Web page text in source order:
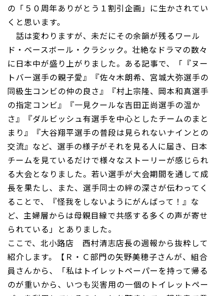
の「５０周年ありがとう１割引企画」に生かされてい
くと思います。
話は変わりますが、未だにその余韻が残るワール
ド・ベースボール・クラシック。壮絶なドラマの数々
に日本中が盛り上がりました。ある記事で、「『ヌー
トバー選手の親子愛』『佐々木朗希、宮城大弥選手の
同級生コンビの仲の良さ』『村上宗隆、岡本和真選手
の指定コンビ』『一見クールな吉田正尚選手の温か
さ』『ダルビッシュ有選手を中心としたチームのまと
まり』『大谷翔平選手の普段は見られないナインとの
交流』など、選手の様子がそれを見る人に届き、日本
チームを見ているだけで様々なストーリーが感じられ
る大会となりました。若い選手が大会期間を通して成
長を果たし、また、選手同士の絆の深さが伝わってく
ることで、『怪我をしないようにがんばって！』な
ど、主婦層からは母親目線で共感する多くの声が寄せ
られている」とありました。
ここで、北小路店 西村清志店長の週報から抜粋して
紹介します。【Ｒ・Ｃ部門の矢野美穂子さんが、組合
員さんから、「私はトイレットペーパーを持って帰る
のが重いから、いつも災害用の一個のトイレットペー